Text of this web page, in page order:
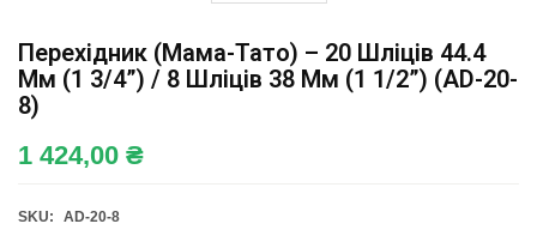
Перехідник (мама-Тато) – 20 Шліців 44.4
Мм (1 3/4”) / 8 Шліців 38 Мм (1 1/2”) (AD-20-
8)
1 424,00 ₴
SKU: AD-20-8